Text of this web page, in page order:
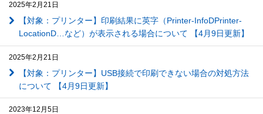
2025年2月21日
【対象：プリンター】印刷結果に英字（Printer-InfoDPrinter-
LocationD…など）が表示される場合について 【4月9日更新】
2025年2月21日
【対象：プリンター】USB接続で印刷できない場合の対処方法
について 【4月9日更新】
2023年12月5日